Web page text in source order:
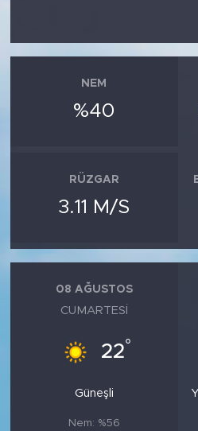
NEM
%40
RÜZGAR
3.11 M/S
08 AĞUSTOS
CUMARTESI
22°
Güneşli
Nem: %56